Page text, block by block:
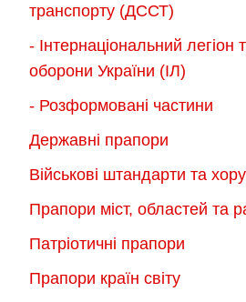
транспорту (ДССТ)
- Інтернаціональний легіон
оборони України (ІЛ)
- Розформовані частини
Державні прапори
Військові штандарти та
Прапори міст, областей та
Патріотичні прапори
Прапори країн світу